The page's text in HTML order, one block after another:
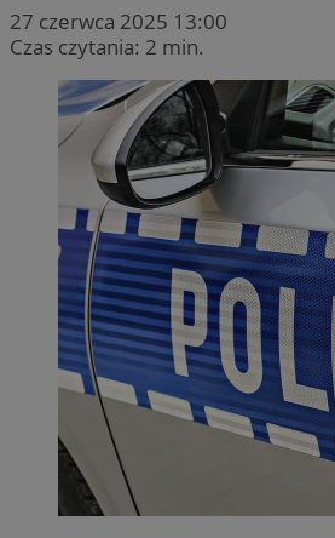
27 czerwca 2025 13:00
Czas czytania: 2 min.